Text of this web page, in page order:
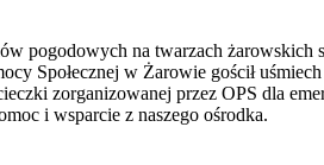
pogodowych na twarzach żarowskich
Społecznej w Żarowie gościł uśmiech
zorganizowanej przez OPS dla
i wsparcie z naszego ośrodka.